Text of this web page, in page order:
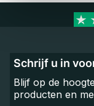
Schrijf u in
Blijf op de
producten en